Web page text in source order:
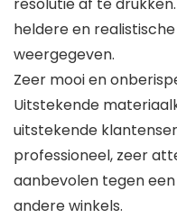
resolutie af te
heldere en
weergegeven.
Zeer mooi en
Uitstekende
uitstekende
professioneel, zeer
aanbevolen tegen
andere winkels.